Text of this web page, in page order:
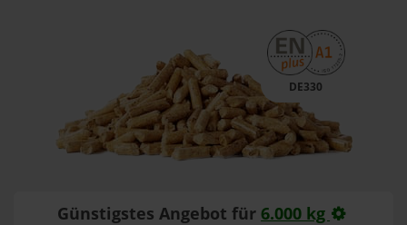
DE330
Günstigstes Angebot für 6.000 kg